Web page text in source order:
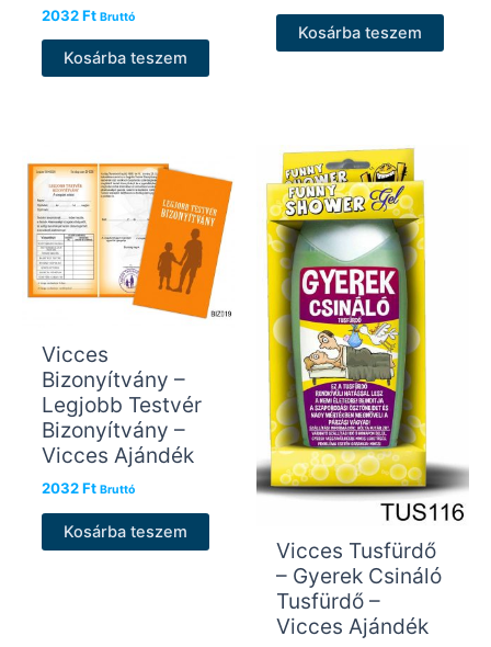
2032Ft Bruttó
Kosárba teszem
Kosárba teszem
Vicces
Bizonyítvány –
Legjobb Testvér
Bizonyítvány –
Vicces Ajándék
2032Ft Bruttó
Kosárba teszem
Vicces Tusfürdő
– Gyerek Csináló
Tusfürdő –
Vicces Ajándék